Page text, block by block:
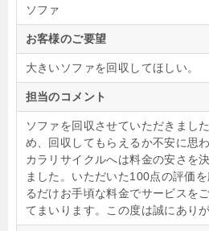
ソファ
お客様のご要望
大きいソファを回収してほしい。
担当のコメント
ソファを回収させていただきまし
め、回収してもらえるか不安に思
カラリサイクルへは料金の安さを
ました。いただいた100点の評価
るだけお手頃な料金でサービスを
てまいります。この度は誠にあり